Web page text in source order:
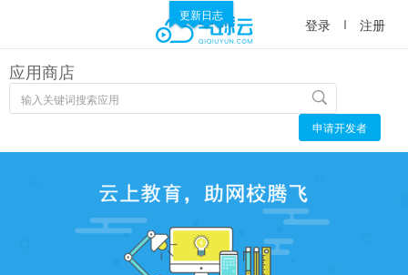
更新日志
登录 注册
应用商店
申请开发者